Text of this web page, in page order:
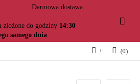
dostawa
do godziny 14:30
samego dnia
(0)